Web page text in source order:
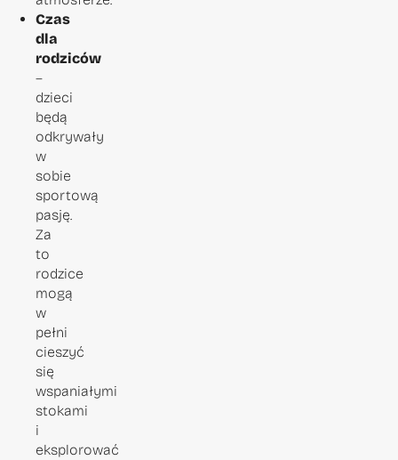
Czas
dla
rodziców
–
dzieci
będą
odkrywały
w
sobie
sportową
pasję.
Za
to
rodzice
mogą
w
pełni
cieszyć
się
wspaniałymi
stokami
i
eksplorować